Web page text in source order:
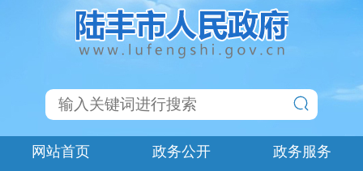
网站首页 政务公开
政务服务